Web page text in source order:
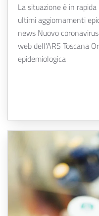
La situazione è in
ultimi aggiornamenti
news Nuovo
web dell'ARS Toscana
epidemiologica